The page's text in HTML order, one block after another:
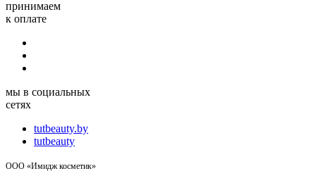
принимаем
к оплате
мы в социальных
сетях
tutbeauty.by
tutbeauty
ООО «Имидж косметик»